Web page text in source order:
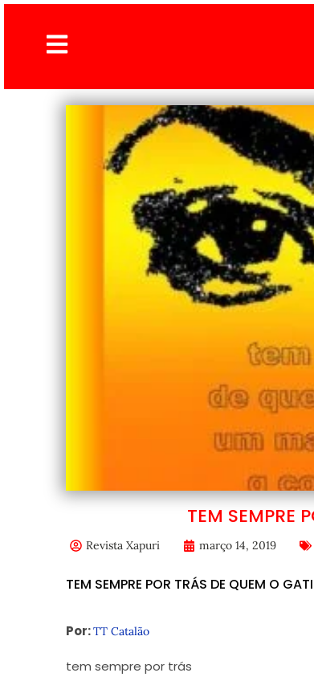
TEM SEMPRE
Revista Xapuri março 14, 2019
TEM SEMPRE POR TRÁS DE QUEM O
Por:TT Catalão
tem sempre por trás